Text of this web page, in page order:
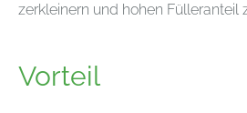
zerkleinern und hohen Fülleranteil
Vorteil